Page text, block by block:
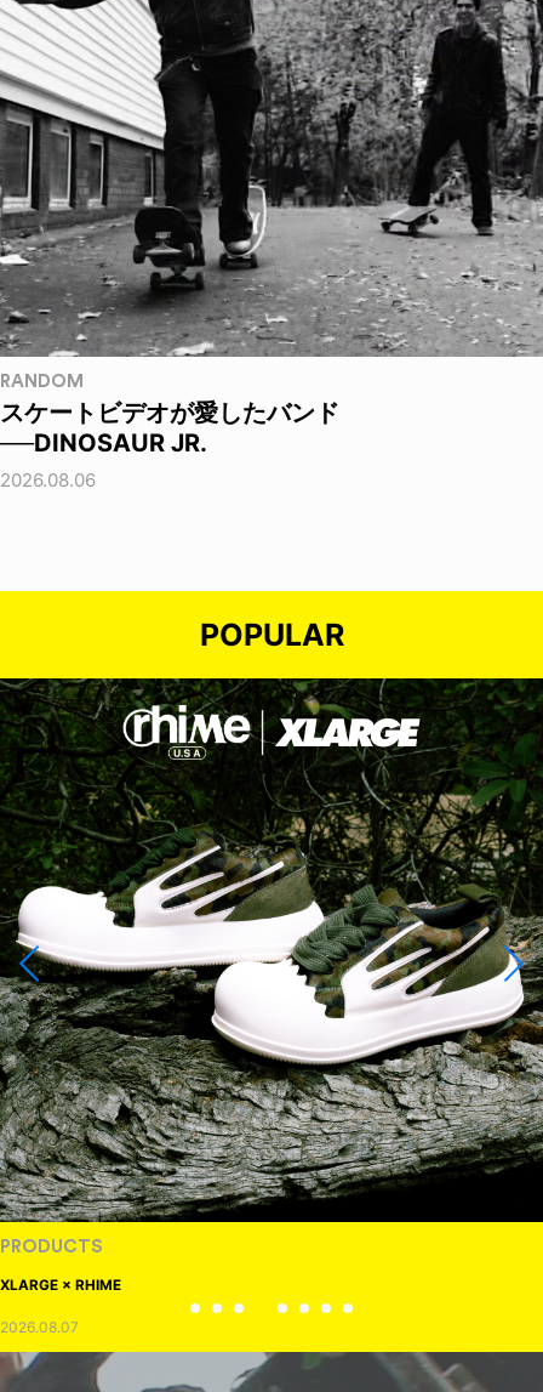
RANDOM
スケートビデオが愛したバンド
──DINOSAUR JR.
2026.08.06
POPULAR
PRODUCTS
XLARGE × RHIME
2026.08.07